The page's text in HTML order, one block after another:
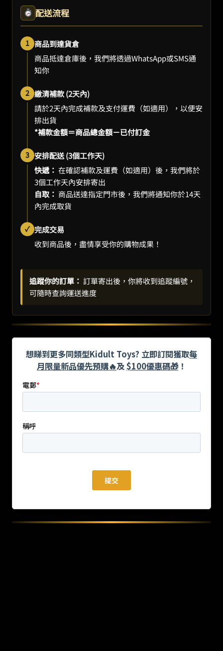
配送流程
1 商品到達貨倉
商品抵達倉庫後，我們將透過WhatsApp或SMS通
知你
2 繳清補款 (2天內)
請於2天內完成補款及支付運費（如適用），以便安
排出貨
*補款金額＝商品總金額－已付訂金
3 安排配送 (3個工作天)
快遞： 在確認補款及運費（如適用）後，我們將於
3個工作天內安排寄出
自取： 商品送達指定門市後，我們將通知你於14天
內完成取貨
✓ 完成交易
收到商品後，盡情享受你的購物成果！
追蹤你的訂單： 訂單寄出後，你將收到追蹤編號，
可隨時查詢運送進度